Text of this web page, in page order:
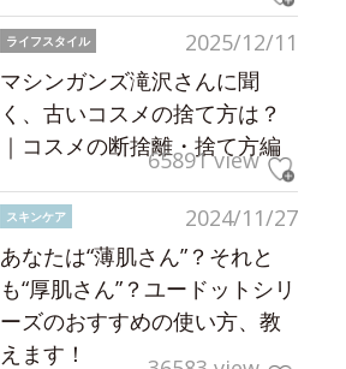
2025/12/11
ライフスタイル
マシンガンズ滝沢さんに聞
く、古いコスメの捨て方は？
｜コスメの断捨離・捨て方編
65891 view
2024/11/27
スキンケア
あなたは“薄肌さん”？それと
も“厚肌さん”？ユードットシリ
ーズのおすすめの使い方、教
えます！